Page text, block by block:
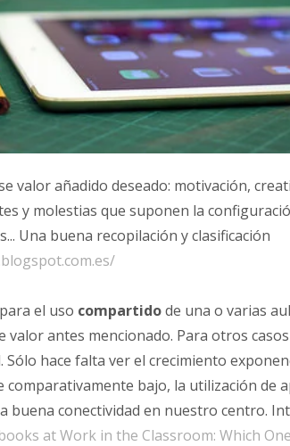
valor añadido deseado: motivación,
y molestias que suponen la
Una buena recopilación y clasificación
el uso compartidode una o varias
valor antes mencionado. Para otros
hace falta ver el crecimiento
bajo, la utilización de
buena conectividad en nuestro centro.
at Work in the Classroom: Which